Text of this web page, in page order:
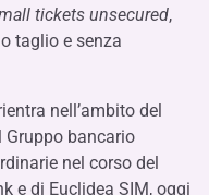
tickets unsecured,
taglio e senza
nell’ambito del
Gruppo bancario
nel corso del
e di Euclidea SIM, oggi